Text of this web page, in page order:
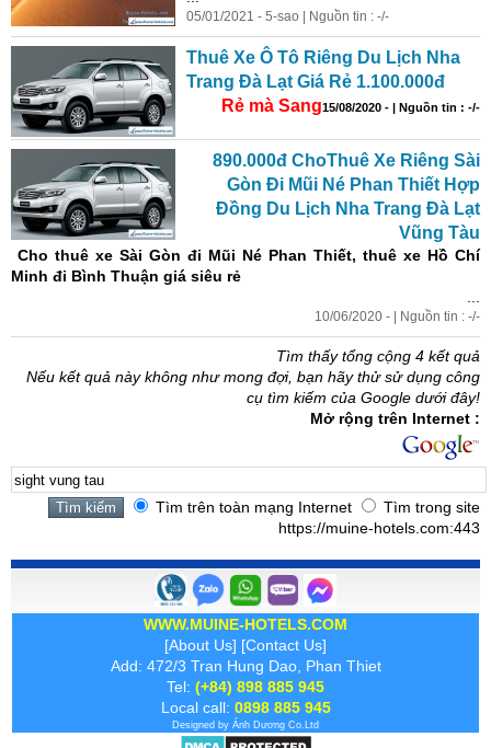
05/01/2021 - 5-sao | Nguồn tin : -/-
Thuê Xe Ô Tô Riêng Du Lịch Nha
Trang Đà Lạt Giá Rẻ 1.100.000đ
Rẻ mà Sang15/08/2020 - | Nguồn tin : -/-
890.000đ ChoThuê Xe Riêng Sài
Gòn Đi Mũi Né Phan Thiết Hợp
Đồng Du Lịch Nha Trang Đà Lạt
Vũng Tàu
Cho thuê xe Sài Gòn đi Mũi Né Phan Thiết, thuê xe Hồ Chí
Minh đi Bình Thuận giá siêu rẻ
10/06/2020 - | Nguồn tin : -/-
Tìm thấy tổng cộng 4 kết quả
Nếu kết quả này không như mong đợi, bạn hãy thử sử dụng công
cụ tìm kiếm của Google dưới đây!
Mở rộng trên Internet :
Tìm trên toàn mạng Internet
Tìm trong site
https://muine-hotels.com:443
WWW.MUINE-HOTELS.COM
[About Us] [Contact Us]
Add: 472/3 Tran Hung Dao, Phan Thiet
Tel: (+84) 898 885 945
Local call: 0898 885 945
Designed by Ánh Dương Co.Ltd